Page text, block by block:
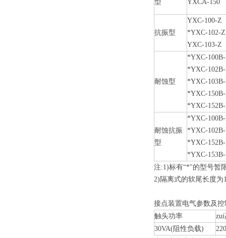
型 YXCA-150
抗振型
YXC-100-Z
*YXC-102-Z
YXC-103-Z
耐蚀型
*YXC-
*YXC-
*YXC-
*YXC-
*YXC-
耐蚀抗振
型
*YXC-
*YXC-
*YXC-
*YXC-
注:1)标有“*"的型号暂
2)隔离式的软尾长度为
接点装置电气参数及
触头功率
30VA(阻性负载)